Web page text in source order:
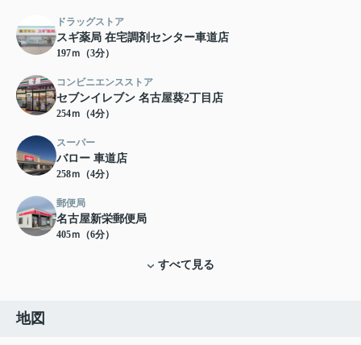
ドラッグストア
スギ薬局 在宅調剤センター車道店
197ｍ（3分）
コンビニエンスストア
セブンイレブン 名古屋葵2丁目店
254ｍ（4分）
スーパー
バロー 車道店
258ｍ（4分）
郵便局
名古屋新栄郵便局
405ｍ（6分）
すべて見る
地図